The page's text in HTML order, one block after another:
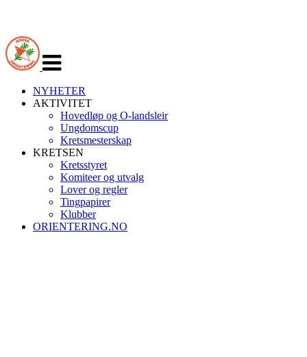
navigasjon
NYHETER
AKTIVITET
Hovedløp og O-landsleir
Ungdomscup
Kretsmesterskap
KRETSEN
Kretsstyret
Komiteer og utvalg
Lover og regler
Tingpapirer
Klubber
ORIENTERING.NO